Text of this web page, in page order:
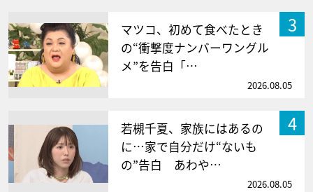
3
マツコ、初めて食べたとき
の“衝撃度ナンバーワングル
メ”を告白「…
2026.08.05
4
若槻千夏、家族にはあるの
に…家で自分だけ“ないも
の”告白 あわや…
2026.08.05